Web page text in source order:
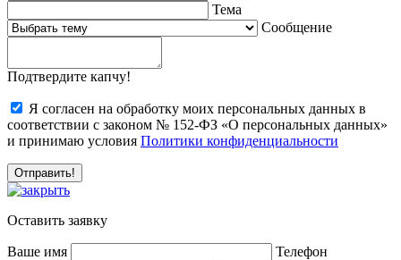
Тема
Сообщение
Подтвердите капчу!
Я согласен на обработку моих персональных данных в
соответствии с законом № 152-ФЗ «О персональных данных»
и принимаю условия Политики конфиденциальности
Оставить заявку
Ваше имя
Телефон